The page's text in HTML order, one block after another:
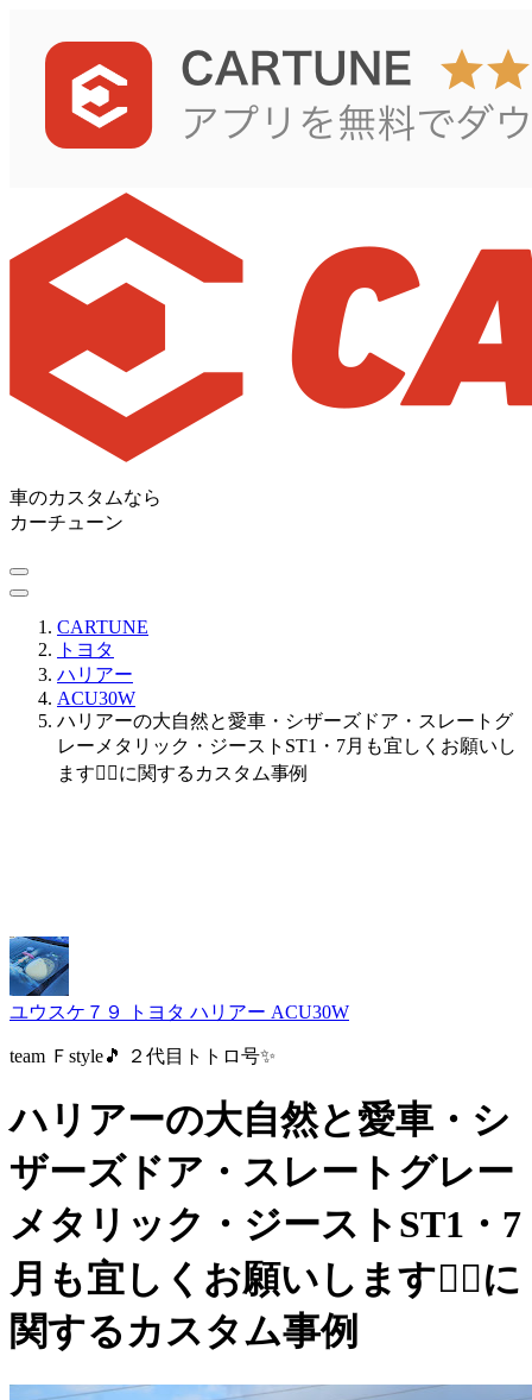
車のカスタムなら
カーチューン
CARTUNE
トヨタ
ハリアー
ACU30W
ハリアーの大自然と愛車・シザーズドア・スレートグ
レーメタリック・ジーストST1・7月も宜しくお願いし
ます🙇‍♂️に関するカスタム事例
ユウスケ７９ トヨタ ハリアー ACU30W
team Ｆstyle🎵 ２代目トトロ号✨
ハリアーの大自然と愛車・シ
ザーズドア・スレートグレー
メタリック・ジーストST1・7
月も宜しくお願いします🙇‍♂️に
関するカスタム事例